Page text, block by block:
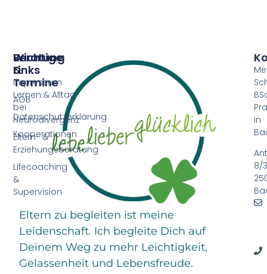
Eltern zu begleiten ist meine
Leidenschaft. Ich begleite Dich auf
Deinem Weg zu mehr Leichtigkeit,
Gelassenheit und Lebensfreude.
Beratung
&
Termine
Lernen & Alltag
bei
Neurodivergenz
Eltern- &
Erziehungsberatung
Lifecoaching
&
Supervision
Wichtige
Links
Impressum
AGB
Datenschutzerklärung
Kooperationen
in
8/